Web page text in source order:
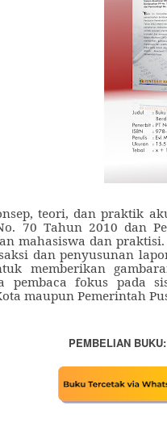
teori, dan praktik
. 70 Tahun 2010 dan
mahasiswa dan
dan penyusunan
memberikan
pembaca fokus pada si
maupun Pemerintah
PEMBELIAN BUKU: